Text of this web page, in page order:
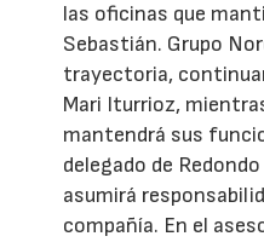
las oficinas que
Sebastián. Grupo
trayectoria,
Mari Iturrioz,
mantendrá sus
delegado de
asumirá
compañía. En el